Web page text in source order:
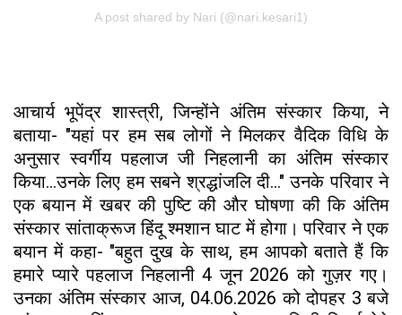
A post shared by Nari (@nari.kesari1)
आचार्य भूपेंद्र शास्त्री, जिन्होंने अंतिम संस्कार किया, ने
बताया- "यहां पर हम सब लोगों ने मिलकर वैदिक विधि के
अनुसार स्वर्गीय पहलाज जी निहलानी का अंतिम संस्कार
किया...उनके लिए हम सबने श्रद्धांजलि दी..." उनके परिवार ने
एक बयान में खबर की पुष्टि की और घोषणा की कि अंतिम
संस्कार सांताक्रूज हिंदू श्मशान घाट में होगा। परिवार ने एक
बयान में कहा- "बहुत दुख के साथ, हम आपको बताते हैं कि
हमारे प्यारे पहलाज निहलानी 4 जून 2026 को गुज़र गए।
उनका अंतिम संस्कार आज, 04.06.2026 को दोपहर 3 बजे